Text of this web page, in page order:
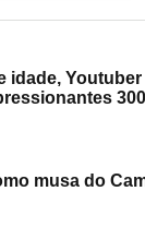
idade,
musa do